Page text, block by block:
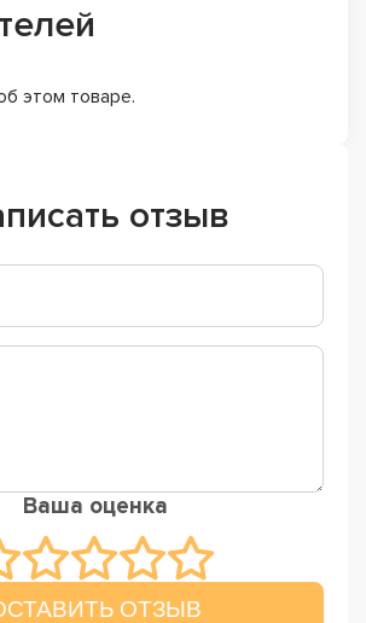
этом товаре.
отзыв
Ваша оценка
ОТЗЫВ